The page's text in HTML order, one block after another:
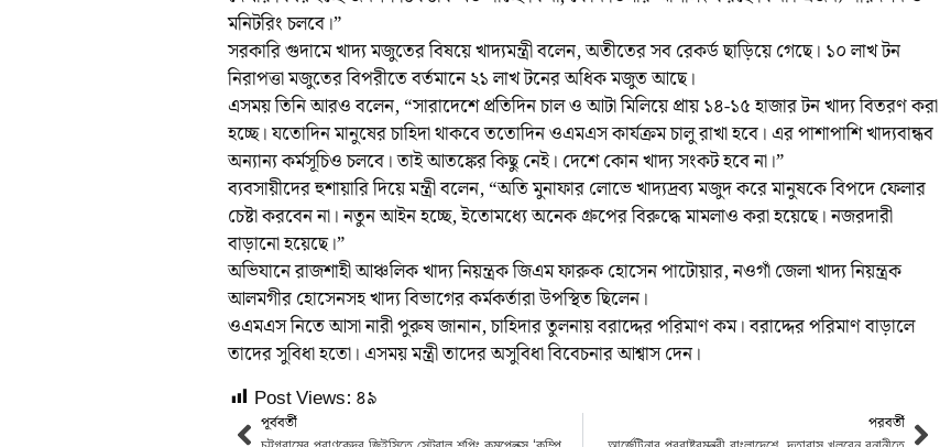
মনিটরিং চলবে।”
সরকারি গুদামে খাদ্য মজুতের বিষয়ে খাদ্যমন্ত্রী বলেন, অতীতের সব রেকর্ড ছাড়িয়ে গেছে। ১০ লাখ টন
নিরাপত্তা মজুতের বিপরীতে বর্তমানে ২১ লাখ টনের অধিক মজুত আছে।
এসময় তিনি আরও বলেন, “সারাদেশে প্রতিদিন চাল ও আটা মিলিয়ে প্রায় ১৪-১৫ হাজার টন খাদ্য বিতরণ করা
হচ্ছে। যতোদিন মানুষের চাহিদা থাকবে ততোদিন ওএমএস কার্যক্রম চালু রাখা হবে। এর পাশাপাশি খাদ্যবান্ধব
অন্যান্য কর্মসূচিও চলবে। তাই আতঙ্কের কিছু নেই। দেশে কোন খাদ্য সংকট হবে না।”
ব্যবসায়ীদের হুশায়ারি দিয়ে মন্ত্রী বলেন, “অতি মুনাফার লোভে খাদ্যদ্রব্য মজুদ করে মানুষকে বিপদে ফেলার
চেষ্টা করবেন না। নতুন আইন হচ্ছে, ইতোমধ্যে অনেক গ্রুপের বিরুদ্ধে মামলাও করা হয়েছে। নজরদারী
বাড়ানো হয়েছে।”
অভিযানে রাজশাহী আঞ্চলিক খাদ্য নিয়ন্ত্রক জিএম ফারুক হোসেন পাটোয়ার, নওগাঁ জেলা খাদ্য নিয়ন্ত্রক
আলমগীর হোসেনসহ খাদ্য বিভাগের কর্মকর্তারা উপস্থিত ছিলেন।
ওএমএস নিতে আসা নারী পুরুষ জানান, চাহিদার তুলনায় বরাদ্দের পরিমাণ কম। বরাদ্দের পরিমাণ বাড়ালে
তাদের সুবিধা হতো। এসময় মন্ত্রী তাদের অসুবিধা বিবেচনার আশ্বাস দেন।
Post Views: ৪৯
পূর্ববর্তী পরবর্তী